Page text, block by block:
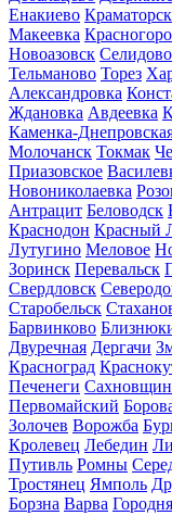
Енакиево Краматорск
Макеевка
Новоазовск Селидово
Тельманово Торез
Александровка
Ждановка Авдеевка
Каменка-
Молочанск Токмак
Приазовское
Новониколаевка
Антрацит Беловодск
Краснодон Красный
Лутугино Меловое
Зоринск Перевальск
Свердловск
Старобельск
Барвинково
Двуречная Дергачи
Красноград
Печенеги
Первомайский
Золочев Ворожба
Кролевец Лебедин
Путивль Ромны
Тростянец Ямполь
Борзна Варва Городня